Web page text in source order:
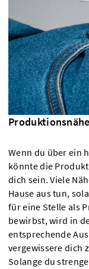
Wenn du über ein
könnte die
dich sein. Viele
Hause aus tun,
für eine Stelle als
bewirbst, wird in
entsprechende
vergewissere dich
Solange du